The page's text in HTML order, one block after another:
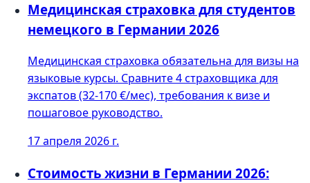
Медицинская страховка для студентов
немецкого в Германии 2026
Медицинская страховка обязательна для визы на
языковые курсы. Сравните 4 страховщика для
экспатов (32-170 €/мес), требования к визе и
пошаговое руководство.
17 апреля 2026 г.
Стоимость жизни в Германии 2026: